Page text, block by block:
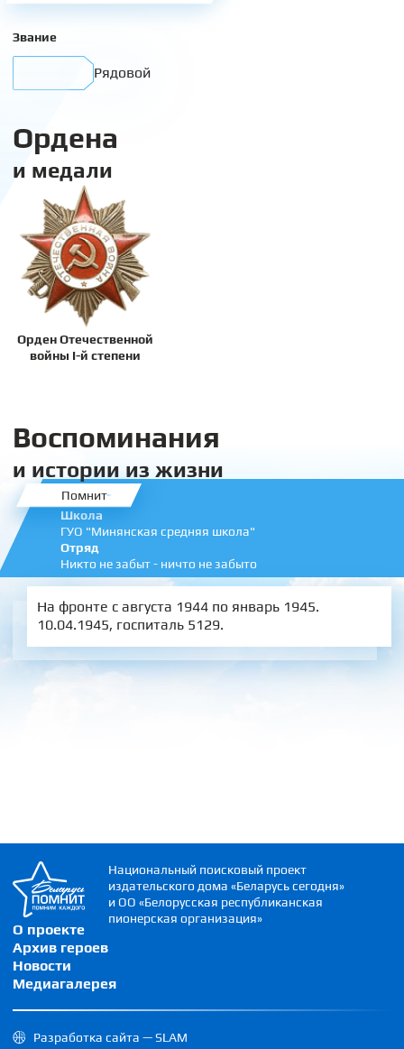
Звание
Рядовой
Ордена
и медали
Орден Отечественной
войны I-й степени
Воспоминания
и истории из жизни
Помнит
Школа
ГУО "Минянская средняя школа"
Отряд
Никто не забыт - ничто не забыто
На фронте с августа 1944 по январь 1945.
10.04.1945, госпиталь 5129.
О проекте
Архив героев
Новости
Медиагалерея
Национальный поисковый проект
издательского дома «Беларусь сегодня»
и ОО «Белорусская республиканская
пионерская организация»
Разработка сайта — SLAM